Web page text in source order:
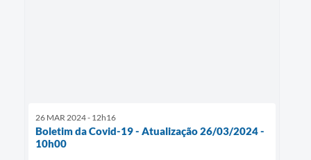
26 MAR 2024 - 12h16
Boletim da Covid-19 - Atualização 26/03/2024 -
10h00